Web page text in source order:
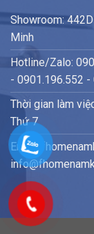
Showroom: 442D
Minh
Hotline/Zalo:
- 0901.196.552
Thời gian làm
Thứ 7
Email: